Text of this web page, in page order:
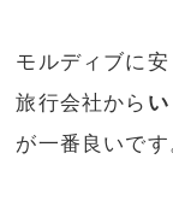
モルディブに
旅行会社から
が一番良いです